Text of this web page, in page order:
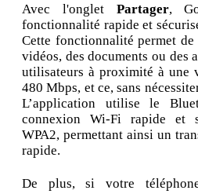
Avec l'onglet Partager,
fonctionnalité rapide et
Cette fonctionnalité permet de
vidéos, des documents ou des
utilisateurs à proximité à une
480 Mbps, et ce, sans
L’application utilise le
connexion Wi-Fi rapide et
WPA2, permettant ainsi un
rapide.
De plus, si votre